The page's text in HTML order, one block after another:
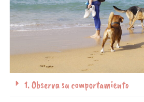
1. Observa su comportamiento